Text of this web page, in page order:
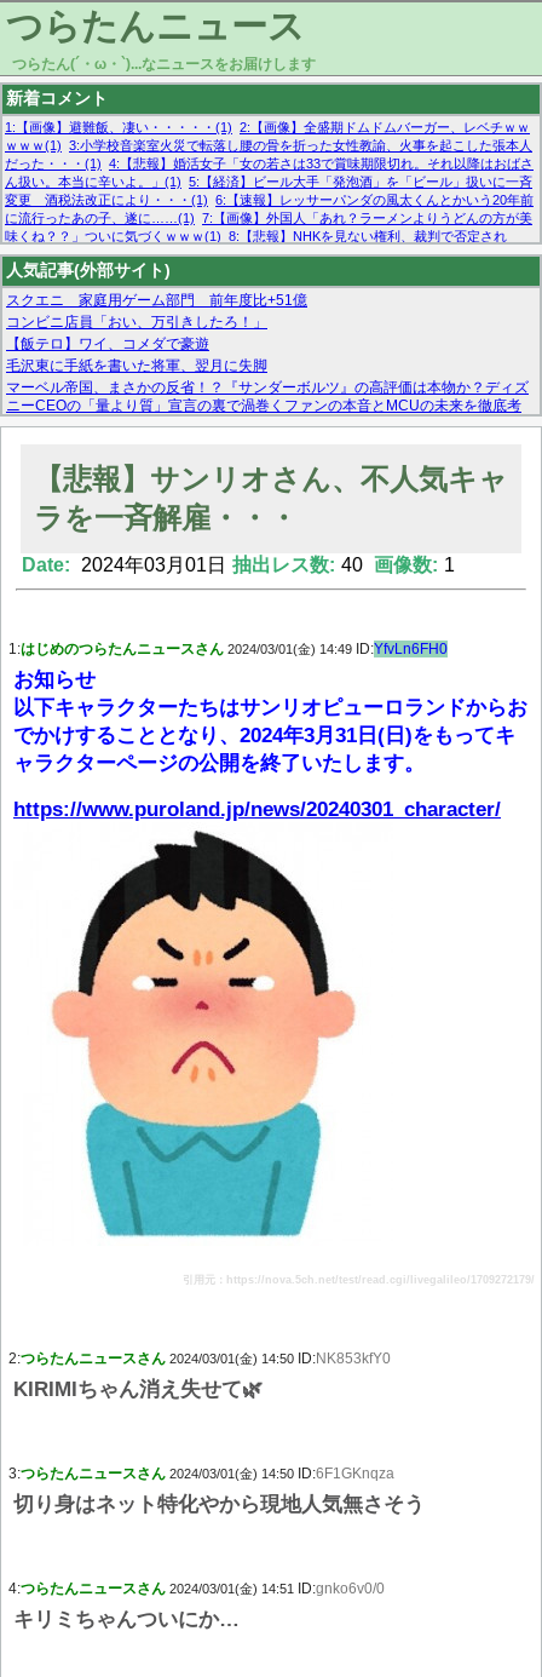
つらたんニュース
つらたん(´・ω・`)...なニュースをお届けします
新着コメント
1:【画像】避難飯、凄い・・・・・(1) 2:【画像】全盛期ドムドムバーガー、レベチｗｗ
ｗｗｗ(1) 3:小学校音楽室火災で転落し腰の骨を折った女性教諭、火事を起こした張本人
だった・・・(1) 4:【悲報】婚活女子「女の若さは33で賞味期限切れ。それ以降はおばさ
ん扱い。本当に辛いよ。」(1) 5:【経済】ビール大手「発泡酒」を「ビール」扱いに一斉
変更 酒税法改正により・・・(1) 6:【速報】レッサーパンダの風太くんとかいう20年前
に流行ったあの子、遂に……(1) 7:【画像】外国人「あれ？ラーメンよりうどんの方が美
味くね？？」ついに気づくｗｗｗ(1) 8:【悲報】NHKを見ない権利、裁判で否定され
る・・・(1) 9:欧州委員長「原発縮小は間違いでした」(1) 10:【悲報】日本企業の人手不
足、限界突破 52%「正社員も足りてません…」(1)
人気記事(外部サイト)
スクエニ 家庭用ゲーム部門 前年度比+51億
コンビニ店員「おい、万引きしたろ！」
【飯テロ】ワイ、コメダで豪遊
毛沢東に手紙を書いた将軍、翌月に失脚
マーベル帝国、まさかの反省！？『サンダーボルツ』の高評価は本物か？ディズ
ニーCEOの「量より質」宣言の裏で渦巻くファンの本音とMCUの未来を徹底考
察！
【画像あり】FacebookとかTwitterで拾ったエロ画像貼ってくよ
【悲報】サンリオさん、不人気キャ
ラを一斉解雇・・・
Date: 2024年03月01日 抽出レス数: 40 画像数: 1
1:はじめのつらたんニュースさん 2024/03/01(金) 14:49 ID:YfvLn6FH0
お知らせ
以下キャラクターたちはサンリオピューロランドからお
でかけすることとなり、2024年3月31日(日)をもってキ
ャラクターページの公開を終了いたします。
https://www.puroland.jp/news/20240301_character/
引用元：https://nova.5ch.net/test/read.cgi/livegalileo/1709272179/
2:つらたんニュースさん 2024/03/01(金) 14:50 ID:NK853kfY0
KIRIMIちゃん消え失せて🌿
3:つらたんニュースさん 2024/03/01(金) 14:50 ID:6F1GKnqza
切り身はネット特化やから現地人気無さそう
4:つらたんニュースさん 2024/03/01(金) 14:51 ID:gnko6v0/0
キリミちゃんついにか…